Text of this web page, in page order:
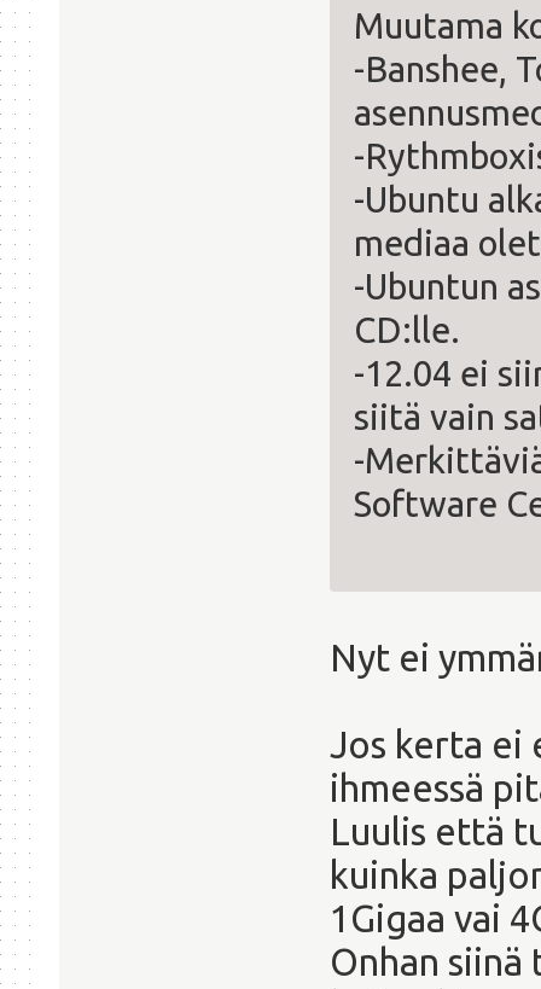
Muutama
-Banshee,
-
-Ubuntu
mediaa
-Ubuntun
CD:lle.
-12.04 ei
siitä vain
-
Software
Nyt ei
Jos kerta ei
ihmeessä
Luulis että
kuinka
1Gigaa vai
Onhan